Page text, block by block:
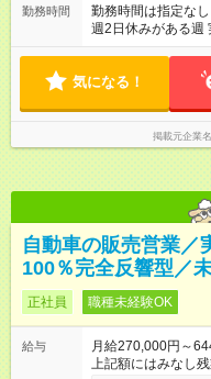
勤務時間
勤務時間は指定なし
週2日休みがある
9：00～18：00 店
期により多少の始
気になる！
掲載元企業名
自動車の販売営業／
100％完全反響型／
正社員 職種未経験OK
給与
月給270,000円～
上記額にはみなし